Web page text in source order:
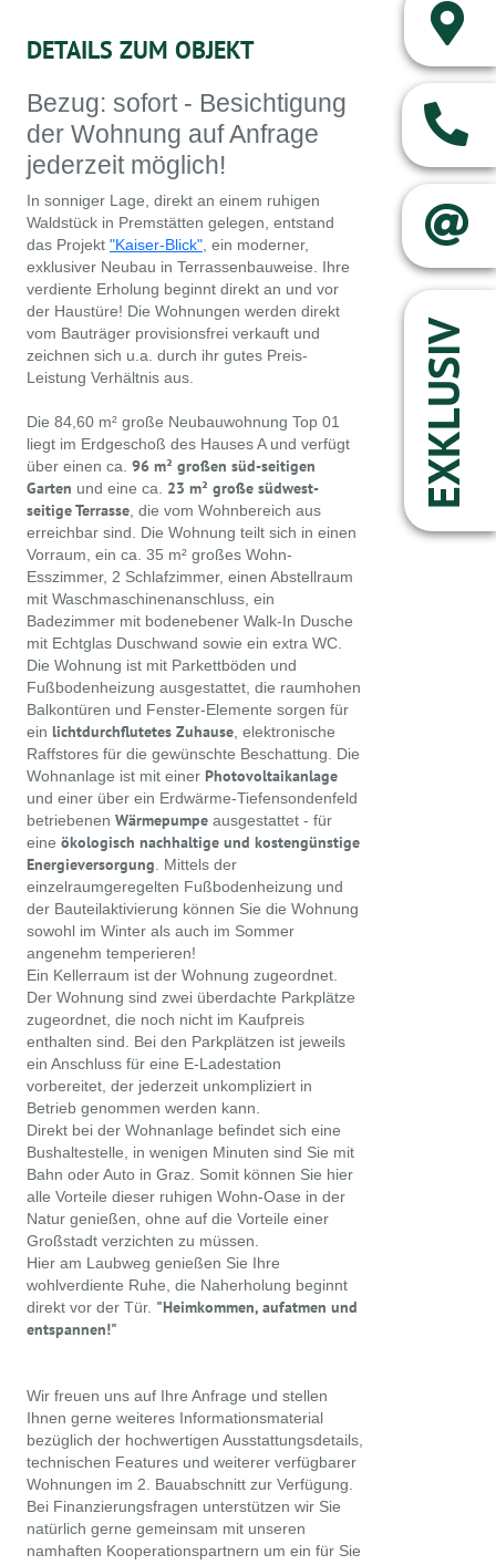
DETAILS ZUM OBJEKT
Bezug: sofort - Besichtigung
der Wohnung auf Anfrage
jederzeit möglich!
In sonniger Lage, direkt an einem ruhigen
Waldstück in Premstätten gelegen, entstand
das Projekt "Kaiser-Blick" , ein moderner,
exklusiver Neubau in Terrassenbauweise. Ihre
verdiente Erholung beginnt direkt an und vor
der Haustüre! Die Wohnungen werden direkt
vom Bauträger provisionsfrei verkauft und
zeichnen sich u.a. durch ihr gutes Preis-
Leistung Verhältnis aus.
Die 84,60 m² große Neubauwohnung Top 01
liegt im Erdgeschoß des Hauses A und verfügt
über einen ca. 96 m² großen süd-seitigen
Garten und eine ca. 23 m² große südwest-
seitige Terrasse , die vom Wohnbereich aus
erreichbar sind. Die Wohnung teilt sich in einen
Vorraum, ein ca. 35 m² großes Wohn-
Esszimmer, 2 Schlafzimmer, einen Abstellraum
mit Waschmaschinenanschluss, ein
Badezimmer mit bodenebener Walk-In Dusche
mit Echtglas Duschwand sowie ein extra WC.
Die Wohnung ist mit Parkettböden und
Fußbodenheizung ausgestattet, die raumhohen
Balkontüren und Fenster-Elemente sorgen für
ein lichtdurchflutetes Zuhause , elektronische
Raffstores für die gewünschte Beschattung. Die
Wohnanlage ist mit einer Photovoltaikanlage
und einer über ein Erdwärme-Tiefensondenfeld
betriebenen Wärmepumpe ausgestattet - für
eine ökologisch nachhaltige und kostengünstige
Energieversorgung . Mittels der
einzelraumgeregelten Fußbodenheizung und
der Bauteilaktivierung können Sie die Wohnung
sowohl im Winter als auch im Sommer
angenehm temperieren!
Ein Kellerraum ist der Wohnung zugeordnet.
Der Wohnung sind zwei überdachte Parkplätze
zugeordnet, die noch nicht im Kaufpreis
enthalten sind. Bei den Parkplätzen ist jeweils
ein Anschluss für eine E-Ladestation
vorbereitet, der jederzeit unkompliziert in
Betrieb genommen werden kann.
Direkt bei der Wohnanlage befindet sich eine
Bushaltestelle, in wenigen Minuten sind Sie mit
Bahn oder Auto in Graz. Somit können Sie hier
alle Vorteile dieser ruhigen Wohn-Oase in der
Natur genießen, ohne auf die Vorteile einer
Großstadt verzichten zu müssen.
Hier am Laubweg genießen Sie Ihre
wohlverdiente Ruhe, die Naherholung beginnt
direkt vor der Tür. "Heimkommen, aufatmen und
entspannen!"
Wir freuen uns auf Ihre Anfrage und stellen
Ihnen gerne weiteres Informationsmaterial
bezüglich der hochwertigen Ausstattungsdetails,
technischen Features und weiterer verfügbarer
Wohnungen im 2. Bauabschnitt zur Verfügung.
Bei Finanzierungsfragen unterstützen wir Sie
natürlich gerne gemeinsam mit unseren
namhaften Kooperationspartnern um ein für Sie
EXKLUSIV